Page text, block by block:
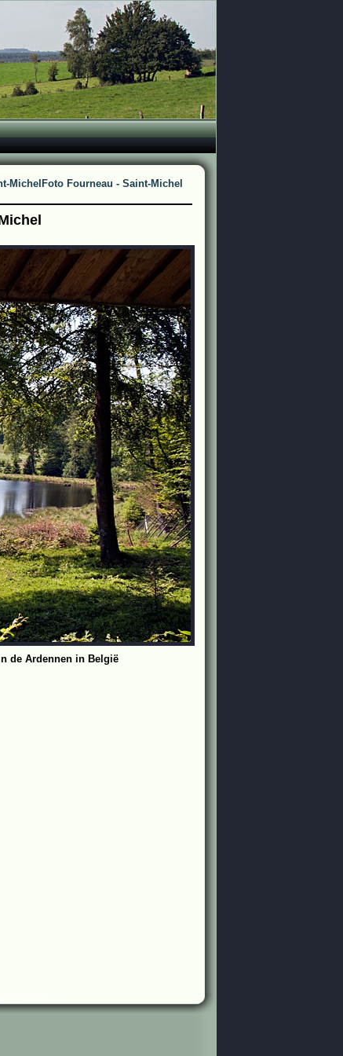
Michel Foto Fourneau - Saint-Michel
de Ardennen in België